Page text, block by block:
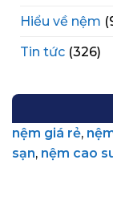
Hiểu về nệm
Tin tức (326)
nệm giá rẻ,
sạn, nệm cao